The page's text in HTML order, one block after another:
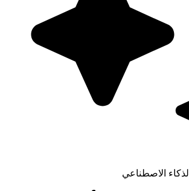
الاصطناعي